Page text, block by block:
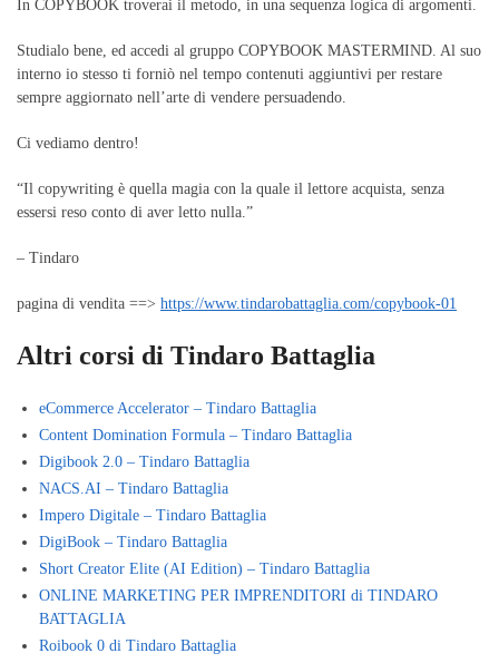
In COPYBOOK troverai il metodo, in una sequenza logica di argomenti.
Studialo bene, ed accedi al gruppo COPYBOOK MASTERMIND. Al suo
interno io stesso ti forniò nel tempo contenuti aggiuntivi per restare
sempre aggiornato nell’arte di vendere persuadendo.
Ci vediamo dentro!
“Il copywriting è quella magia con la quale il lettore acquista, senza
essersi reso conto di aver letto nulla.”
– Tindaro
pagina di vendita ==> https://www.tindarobattaglia.com/copybook-01
Altri corsi di Tindaro Battaglia
eCommerce Accelerator – Tindaro Battaglia
Content Domination Formula – Tindaro Battaglia
Digibook 2.0 – Tindaro Battaglia
NACS.AI – Tindaro Battaglia
Impero Digitale – Tindaro Battaglia
DigiBook – Tindaro Battaglia
Short Creator Elite (AI Edition) – Tindaro Battaglia
ONLINE MARKETING PER IMPRENDITORI di TINDARO
BATTAGLIA
Roibook 0 di Tindaro Battaglia